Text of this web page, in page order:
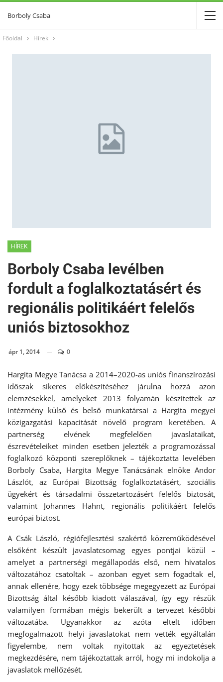
Borboly Csaba
Főoldal Hírek
HÍREK
Borboly Csaba levélben
fordult a foglalkoztatásért és
regionális politikáért felelős
uniós biztosokhoz
ápr 1, 2014 0
Hargita Megye Tanácsa a 2014–2020-as uniós finanszírozási
időszak sikeres előkészítéséhez járulna hozzá azon
elemzésekkel, amelyeket 2013 folyamán készítettek az
intézmény külső és belső munkatársai a Hargita megyei
közigazgatási kapacitását növelő program keretében. A
partnerség elvének megfelelően javaslataikat,
észrevételeiket minden esetben jelezték a programozással
foglalkozó központi szereplőknek – tájékoztatta levelében
Borboly Csaba, Hargita Megye Tanácsának elnöke Andor
Lászlót,
az
Európai Bizottság foglalkoztatásért, szociális
ügyekért és társadalmi összetartozásért felelős biztosát,
valamint Johannes Hahnt, regionális politikáért felelős
európai biztost.
A Csák László, régiófejlesztési szakértő közreműködésével
elsőként készült javaslatcsomag egyes pontjai közül –
amelyet a partnerségi megállapodás első, nem hivatalos
változatához csatoltak – azonban egyet sem fogadtak el,
annak ellenére, hogy ezek többsége megegyezett az Európai
Bizottság által később kiadott válaszával, így egy részük
valamilyen formában mégis bekerült a tervezet későbbi
változatába. Ugyanakkor az azóta eltelt időben
megfogalmazott helyi javaslatokat nem vették egyáltalán
figyelembe, nem voltak nyitottak az egyeztetések
megkezdésére, nem tájékoztattak arról, hogy mi indokolja a
javaslatok mellőzését.